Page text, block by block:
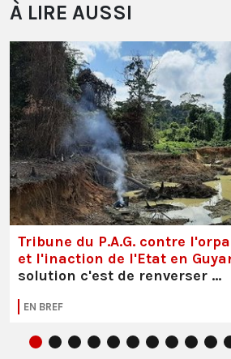
À LIRE AUSSI
Tribune du P.A.G. contre
et l'inaction de l'Etat en
solution c'est de renverser …
EN BREF